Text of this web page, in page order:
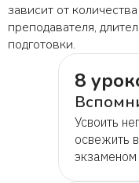
зависит от
преподавателя,
подготовки.
8
Усвоить
освежить
экзаменом